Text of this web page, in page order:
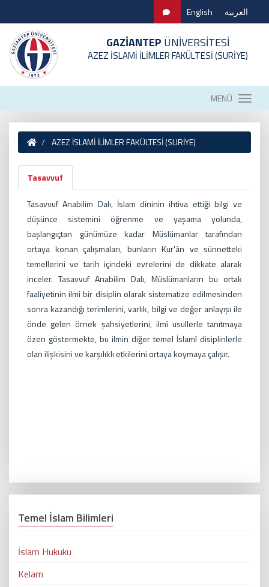
English العربية
GAZİANTEP ÜNİVERSİTESİ
AZEZ İSLAMİ İLİMLER FAKÜLTESİ (SURİYE)
MENÜ
AZEZ İSLAMİ İLİMLER FAKÜLTESİ (SURİYE)
Tasavvuf
Tasavvuf Anabilim Dalı, İslam dininin ihtiva ettiği bilgi ve
düşünce sistemini öğrenme ve yaşama yolunda,
başlangıçtan günümüze kadar Müslümanlar tarafından
ortaya konan çalışmaları, bunların Kur'ân ve sünnetteki
temellerini ve tarih içindeki evrelerini de dikkate alarak
inceler. Tasavvuf Anabilim Dalı, Müslümanların bu ortak
faaliyetinin ilmî bir disiplin olarak sistematize edilmesinden
sonra kazandığı terimlerini, varlık, bilgi ve değer anlayışı ile
önde gelen örnek şahsiyetlerini, ilmî usullerle tanıtmaya
özen göstermekte, bu ilmin diğer temel İslamî disiplinlerle
olan ilişkisini ve karşılıklı etkilerini ortaya koymaya çalışır.
Temel İslam Bilimleri
İslam Hukuku
Kelam